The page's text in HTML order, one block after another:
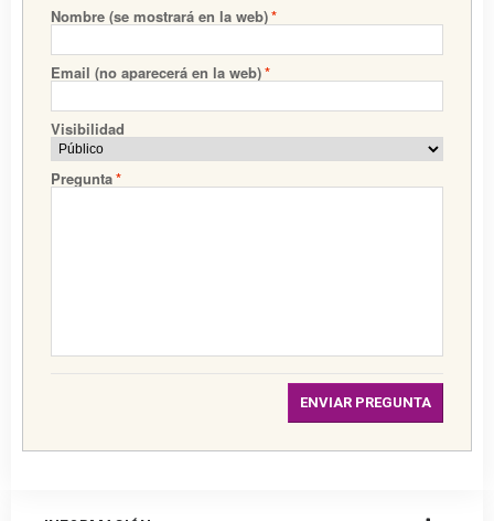
Nombre (se mostrará en la web)*
Email (no aparecerá en la web)*
Visibilidad
Pregunta*
ENVIAR PREGUNTA